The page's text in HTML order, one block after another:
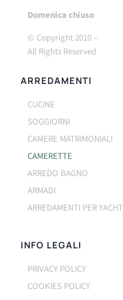
Domenica chiuso
© Copyright 2010 –
All Rights Reserved
ARREDAMENTI
CUCINE
SOGGIORNI
CAMERE MATRIMONIALI
CAMERETTE
ARREDO BAGNO
ARMADI
ARREDAMENTI PER YACHT
INFO LEGALI
PRIVACY POLICY
COOKIES POLICY